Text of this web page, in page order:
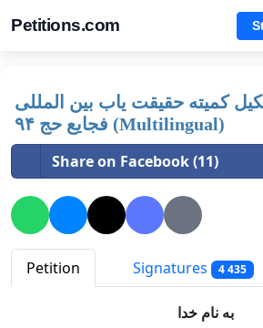
Petitions.com
کمیته حقیقت یاب بین المللی
فجایع حج ۹۴ (Multilingual)
Share on Facebook (11)
Petition Signatures 4 435
به نام خدا